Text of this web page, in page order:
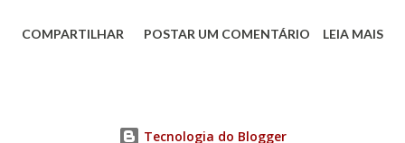
São Bento foi composta há mais de 1.500 anos por
COMPARTILHAR POSTAR UM COMENTÁRIO LEIA MAIS
Tecnologia do Blogger